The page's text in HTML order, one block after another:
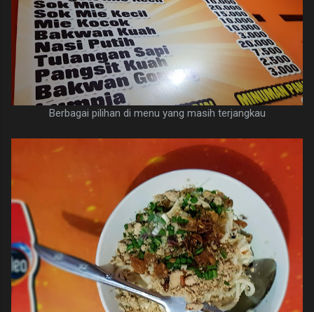
Berbagai pilihan di menu yang masih terjangkau